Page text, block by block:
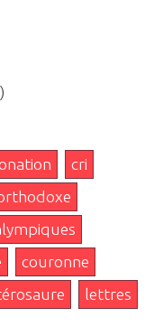
cri
couronne
lettres